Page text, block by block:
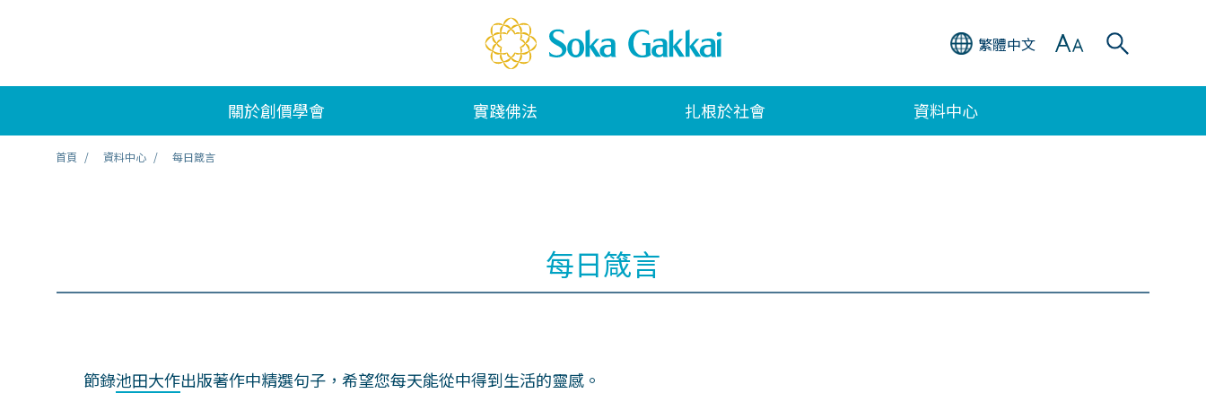
繁體中文
關於創價學會 實踐佛法 扎根於社會 資料中心
首頁 資料中心 每日箴言
每日箴言
節錄池田大作出版著作中精選句子，希望您每天能從中得到生活的靈感。